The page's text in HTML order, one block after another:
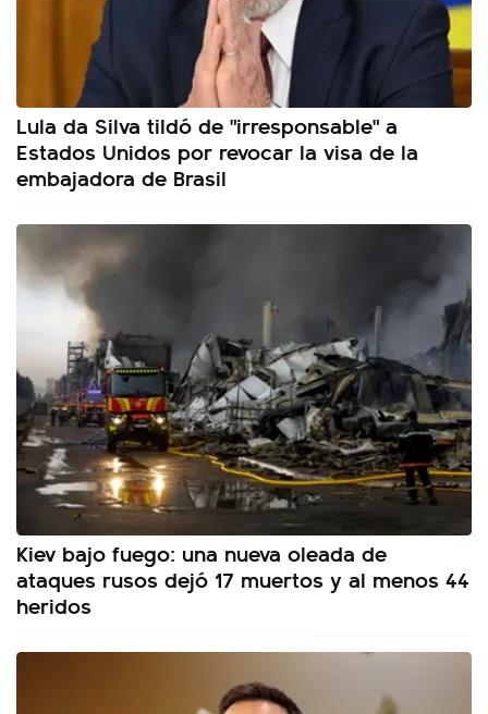
Lula da Silva tildó de "irresponsable" a
Estados Unidos por revocar la visa de la
embajadora de Brasil
Kiev bajo fuego: una nueva oleada de
ataques rusos dejó 17 muertos y al menos 44
heridos